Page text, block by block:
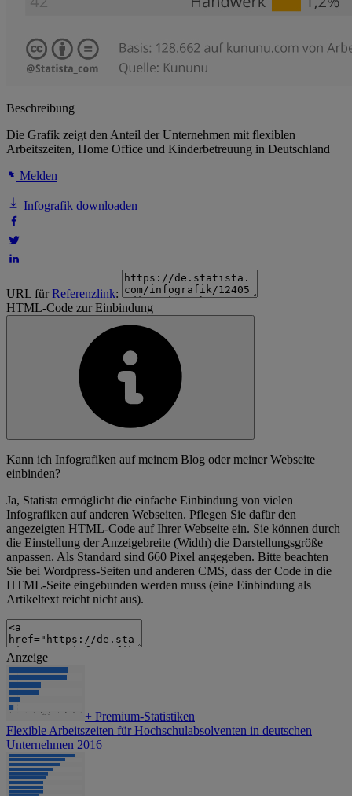
Beschreibung
Die Grafik zeigt den Anteil der Unternehmen mit flexiblen
Arbeitszeiten, Home Office und Kinderbetreuung in Deutschland
Melden
Infografik downloaden
URL fürReferenzlink:
HTML-Code zur Einbindung
Kann ich Infografiken auf meinem Blog oder meiner Webseite
einbinden?
Ja, Statista ermöglicht die einfache Einbindung von vielen
Infografiken auf anderen Webseiten. Pflegen Sie dafür den
angezeigten HTML-Code auf Ihrer Webseite ein. Sie können durch
die Einstellung der Anzeigebreite (Width) die Darstellungsgröße
anpassen. Als Standard sind 660 Pixel angegeben. Bitte beachten
Sie bei Wordpress-Seiten und anderen CMS, dass der Code in die
HTML-Seite eingebunden werden muss (eine Einbindung als
Artikeltext reicht nicht aus).
Anzeige
+ Premium-Statistiken
Flexible Arbeitszeiten für Hochschulabsolventen in deutschen
Unternehmen 2016